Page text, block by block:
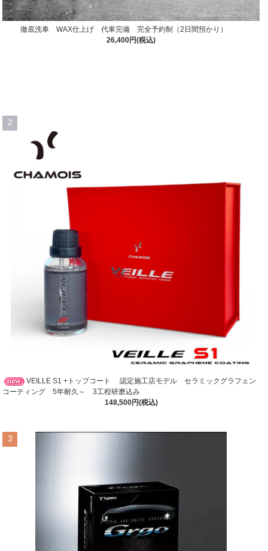
徹底洗車 WAX仕上げ 代車完備 完全予約制（2日間預かり）
26,400円(税込)
2
VEILLE S1 +トップコート 認定施工店モデル セラミックグラフェン
コーティング 5年耐久～ 3工程研磨込み
148,500円(税込)
3